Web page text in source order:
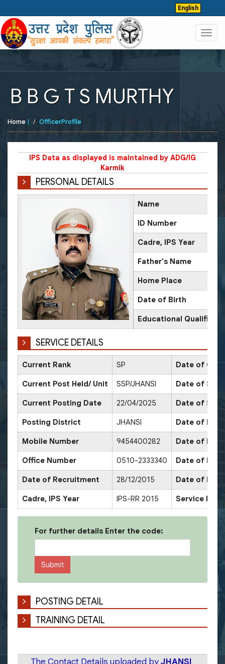
English
B B G T S MURTHY
Home | OfficerProfile
IPS Data as displayed is maintained by ADG/IG
Karmik
PERSONAL DETAILS
Name
ID Number
Cadre, IPS Year
Father's Name
Home Place
Date of Birth
Educational
SERVICE DETAILS
Current Rank SP Date of
Current Post Held/ Unit SSP/JHANSI Date of Sr.
Current Posting Date 22/04/2025 Date of
Posting District JHANSI Date of
Mobile Number 9454400282 Date of
Office Number 0510-2333340 Date of
Date of Recruitment 28/12/2015 Date of
Cadre, IPS Year IPS-RR 2015 Service
For further details Enter the code:
POSTING DETAIL
TRAINING DETAIL
The Contact Details uploaded byJHANSI